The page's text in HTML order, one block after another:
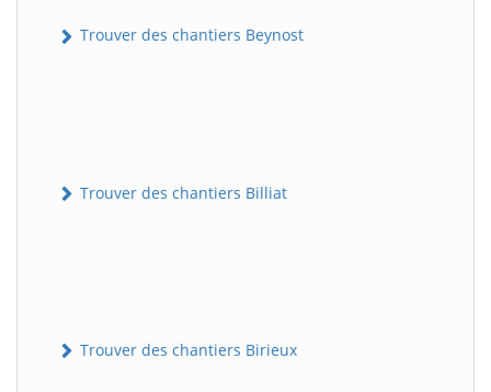
Trouver des chantiers Beynost
Trouver des chantiers Billiat
Trouver des chantiers Birieux